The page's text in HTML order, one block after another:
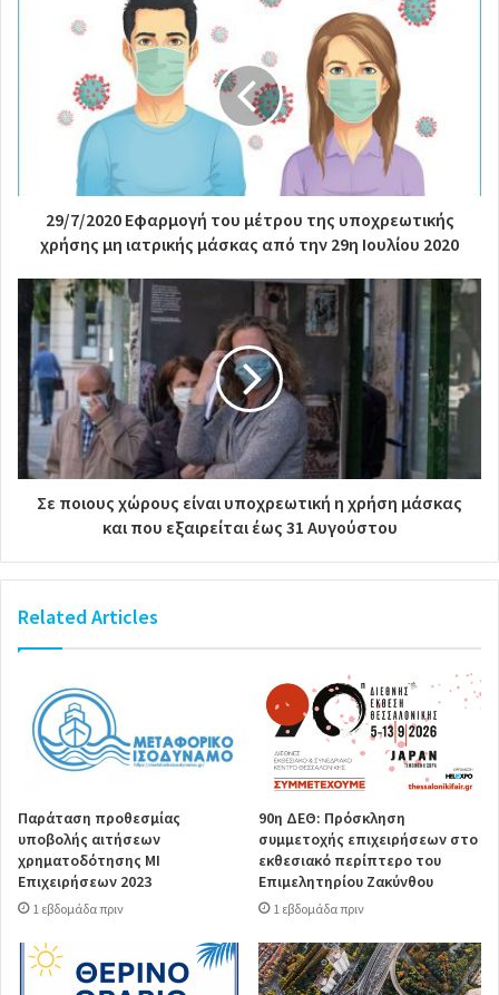
29/7/2020 Εφαρμογή του μέτρου της υποχρεωτικής
χρήσης μη ιατρικής μάσκας από την 29η Ιουλίου 2020
Σε ποιους χώρους είναι υποχρεωτική η χρήση μάσκας
και που εξαιρείται έως 31 Αυγούστου
Related Articles
Παράταση προθεσμίας
υποβολής αιτήσεων
χρηματοδότησης ΜΙ
Επιχειρήσεων 2023
1 εβδομάδα πριν
90η ΔΕΘ: Πρόσκληση
συμμετοχής επιχειρήσεων στο
εκθεσιακό περίπτερο του
Επιμελητηρίου Ζακύνθου
1 εβδομάδα πριν